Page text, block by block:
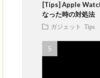
[Tips] Apple
なった時の対処法
ガジェット Tips